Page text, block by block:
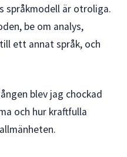
språkmodell är otroliga.
be om analys,
ett annat språk, och
blev jag chockad
och hur kraftfulla